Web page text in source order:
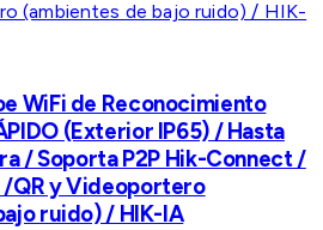
WiFi de Reconocimiento
(Exterior IP65) / Hasta
/ Soporta P2P Hik-Connect /
QR y Videoportero
ruido) / HIK-IA